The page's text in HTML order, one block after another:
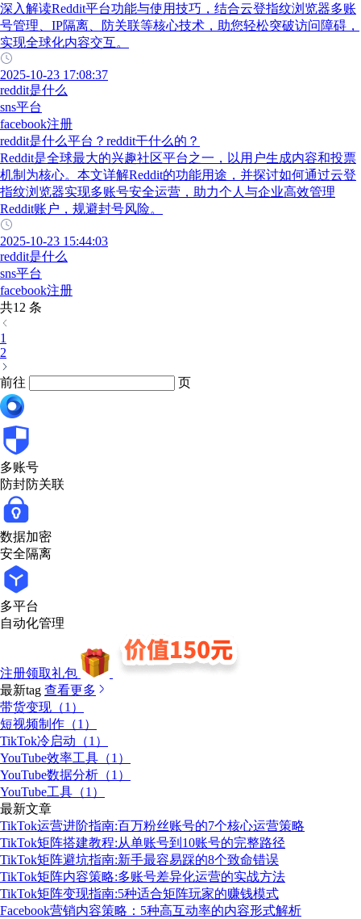
深入解读Reddit平台功能与使用技巧，结合云登指纹浏览器多账
号管理、IP隔离、防关联等核心技术，助您轻松突破访问障碍，
实现全球化内容交互。
2025-10-23 17:08:37
reddit是什么
sns平台
facebook注册
reddit是什么平台？reddit干什么的？
Reddit是全球最大的兴趣社区平台之一，以用户生成内容和投票
机制为核心。本文详解Reddit的功能用途，并探讨如何通过云登
指纹浏览器实现多账号安全运营，助力个人与企业高效管理
Reddit账户，规避封号风险。
2025-10-23 15:44:03
reddit是什么
sns平台
facebook注册
共12 条
1
2
前往 页
多账号
防封防关联
数据加密
安全隔离
多平台
自动化管理
注册领取礼包
最新tag 查看更多
带货变现（1）
短视频制作（1）
TikTok冷启动（1）
YouTube效率工具（1）
YouTube数据分析（1）
YouTube工具（1）
最新文章
TikTok运营进阶指南:百万粉丝账号的7个核心运营策略
TikTok矩阵搭建教程:从单账号到10账号的完整路径
TikTok矩阵避坑指南:新手最容易踩的8个致命错误
TikTok矩阵内容策略:多账号差异化运营的实战方法
TikTok矩阵变现指南:5种适合矩阵玩家的赚钱模式
Facebook营销内容策略：5种高互动率的内容形式解析